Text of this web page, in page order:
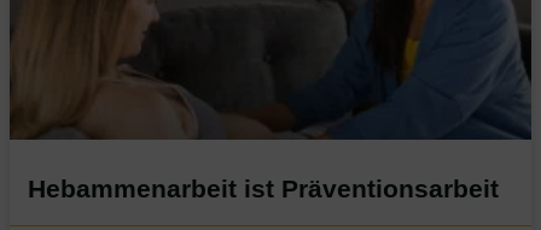
Hebammenarbeit ist Präventionsarbeit